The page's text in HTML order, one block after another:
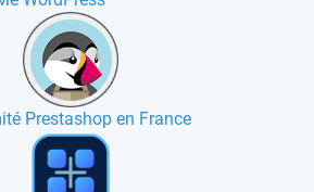
Prestashop en France